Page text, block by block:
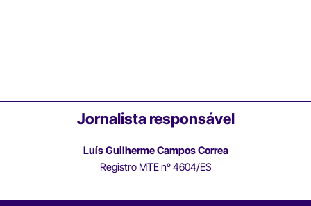
Jornalista responsável
Luís Guilherme Campos Correa
Registro MTE nº 4604/ES